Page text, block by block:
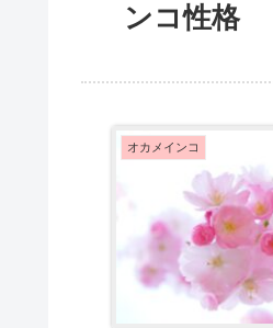
ンコ性格
オカメインコ